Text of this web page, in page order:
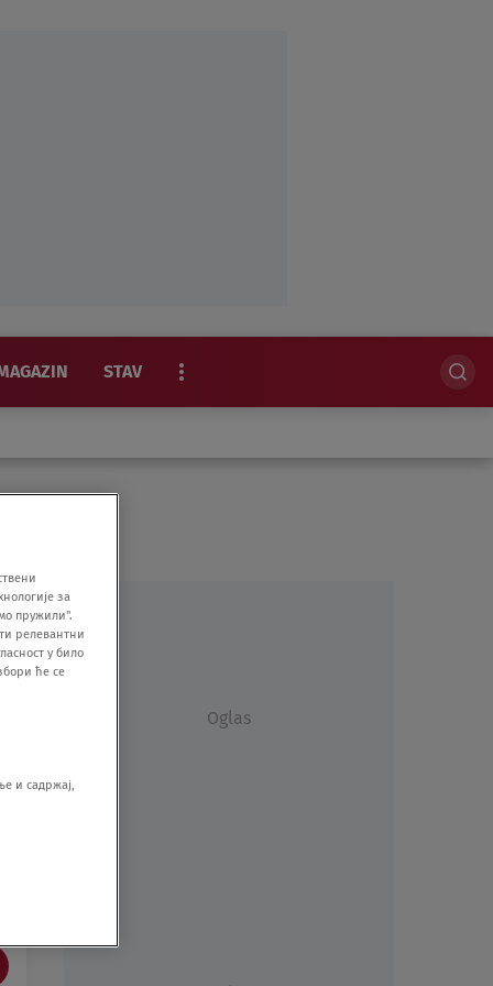
STAV
Oglas
за
пружили".
релевантни
у било
ће се
и садржај,